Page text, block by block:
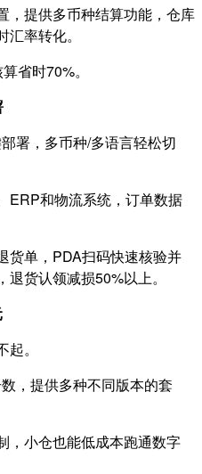
，提供多币种结算功能，仓库
率转化。
省时70%。
署，多币种/多语言轻松切
ERP和物流系统，订单数据
货单，PDA扫码快速核验并
货认领减损50%以上。
。
， 提供多种不同版本的套
，小仓也能低成本跑通数字